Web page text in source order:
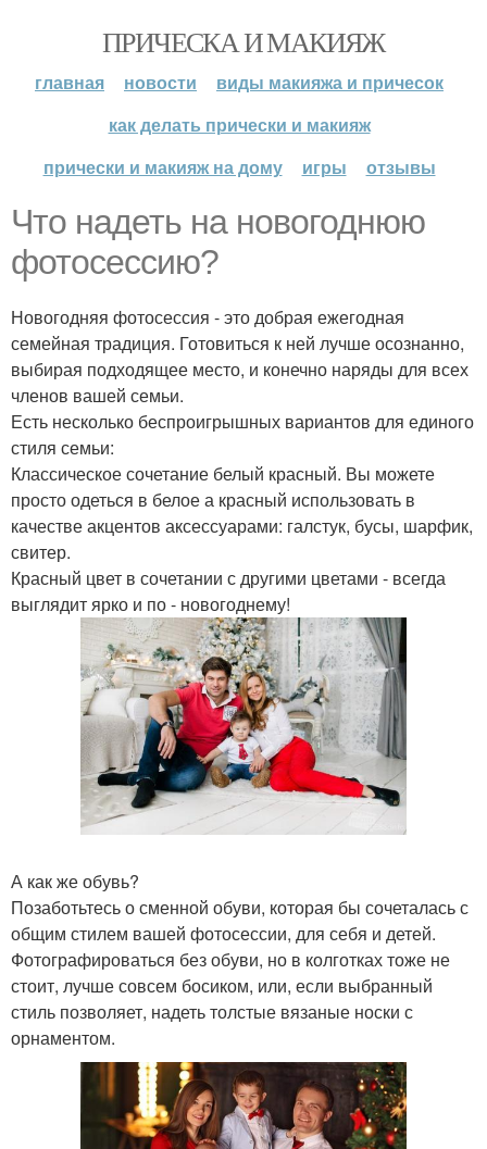
ПРИЧЕСКА И МАКИЯЖ
главная новости
виды макияжа и причесок
как делать прически и макияж
прически и макияж на дому
игры отзывы
Что надеть на новогоднюю
фотосессию?
Новогодняя фотосессия - это добрая ежегодная
семейная традиция. Готовиться к ней лучше осознанно,
выбирая подходящее место, и конечно наряды для всех
членов вашей семьи.
Есть несколько беспроигрышных вариантов для единого
стиля семьи:
Классическое сочетание белый красный. Вы можете
просто одеться в белое а красный использовать в
качестве акцентов аксессуарами: галстук, бусы, шарфик,
свитер.
Красный цвет в сочетании с другими цветами - всегда
выглядит ярко и по - новогоднему!
А как же обувь?
Позаботьтесь о сменной обуви, которая бы сочеталась с
общим стилем вашей фотосессии, для себя и детей.
Фотографироваться без обуви, но в колготках тоже не
стоит, лучше совсем босиком, или, если выбранный
стиль позволяет, надеть толстые вязаные носки с
орнаментом.